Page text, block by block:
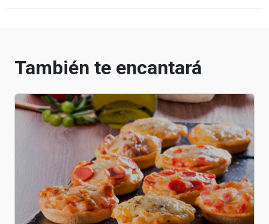
También te encantará